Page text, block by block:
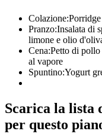
Colazione:
Pranzo:Insalata di
limone e olio
Cena:Petto di
al vapore
Spuntino:Yogurt
Scarica la lista
per questo